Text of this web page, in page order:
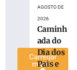
Carregar
mais »
AGOSTO DE
2026
Caminh
ada do
Dia dos
Pais e